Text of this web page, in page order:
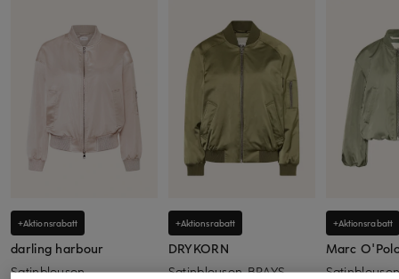
+Aktionsrabatt
darling harbour
Satinblouson
+Aktionsrabatt
DRYKORN
Satinblouson BRAYS
+Aktionsrabatt
Marc